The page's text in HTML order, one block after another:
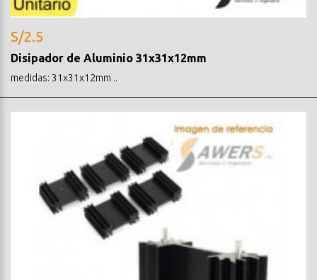
S/2.5
Disipador de Aluminio 31x31x12mm
medidas: 31x31x12mm ..